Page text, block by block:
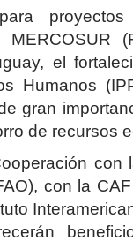
MERCOSUR
el
Humanos
gran
de recursos
con
con la